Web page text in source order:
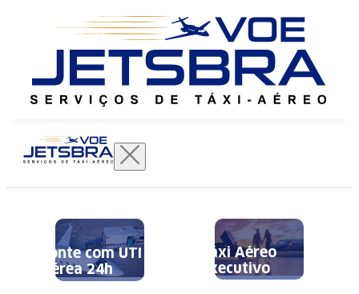
Conte com UTI
Aérea 24h
Táxi Aéreo
Executivo